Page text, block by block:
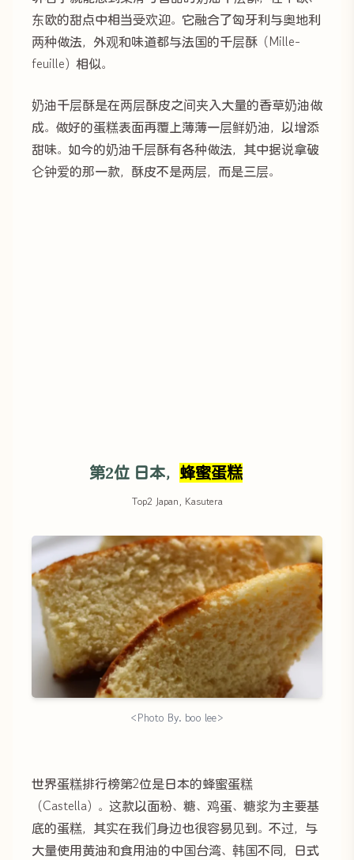
东欧的甜点中相当受欢迎。它融合了匈牙利与奥地利
两种做法，外观和味道都与法国的千层酥（Mille-
feuille）相似。
奶油千层酥是在两层酥皮之间夹入大量的香草奶油做
成。做好的蛋糕表面再覆上薄薄一层鲜奶油，以增添
甜味。如今的奶油千层酥有各种做法，其中据说拿破
仑钟爱的那一款，酥皮不是两层，而是三层。
第2位 日本， 蜂蜜蛋糕
Top2 Japan, Kasutera
<Photo By. boo lee>
世界蛋糕排行榜第2位是日本的蜂蜜蛋糕
（Castella）。这款以面粉、糖、鸡蛋、糖浆为主要基
底的蛋糕，其实在我们身边也很容易见到。不过，与
大量使用黄油和食用油的中国台湾、韩国不同，日式